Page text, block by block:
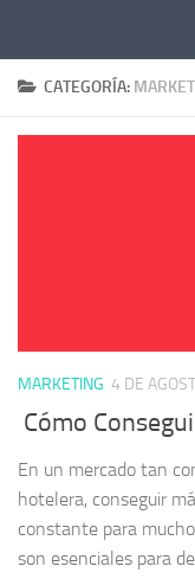
CATEGORÍA:
MARKETING 4 DE
Cómo
En un mercado tan
hotelera, conseguir
constante para
son esenciales para